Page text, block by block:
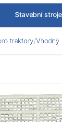
Stavební stroje
traktory/Vhodný